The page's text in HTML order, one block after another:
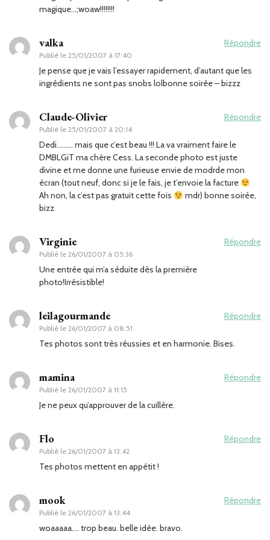
magique…;woaw!!!!!!!!
valka
Publié le 25/01/2007 à 17:40
Répondre
Je pense que je vais l’essayer rapidement, d’autant que les
ingrédients ne sont pas snobs lolbonne soirée – bizzz
Claude-Olivier
Publié le 25/01/2007 à 20:14
Répondre
Dedi……… mais que c’est beau !!! La va vraiment faire le
DMBLGiT ma chère Cess. La seconde photo est juste
divine et me donne une furieuse envie de modrde mon
écran (tout neuf, donc si je le fais, je t’envoie la facture
Ah non, la c’est pas gratuit cette fois
mdr) bonne soirée,
bizz
Virginie
Publié le 26/01/2007 à 05:36
Répondre
Une entrée qui m’a séduite dès la première
photo!Irrésistible!
leilagourmande
Publié le 26/01/2007 à 08:51
Répondre
Tes photos sont très réussies et en harmonie. Bises.
mamina
Publié le 26/01/2007 à 11:15
Répondre
Je ne peux qu’approuver de la cuillère.
Flo
Publié le 26/01/2007 à 13:42
Répondre
Tes photos mettent en appétit !
mook
Publié le 26/01/2007 à 13:44
Répondre
woaaaaa…. trop beau. belle idée. bravo.